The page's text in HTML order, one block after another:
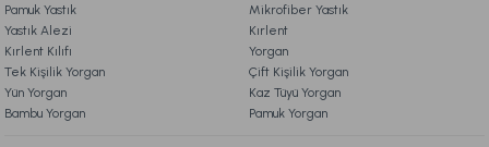
Pamuk Yastık
Mikrofiber Yastık
Yastık Alezi
Kırlent
Kırlent Kılıfı
Yorgan
Tek Kişilik Yorgan
Çift Kişilik Yorgan
Yün Yorgan
Kaz Tüyü Yorgan
Bambu Yorgan
Pamuk Yorgan